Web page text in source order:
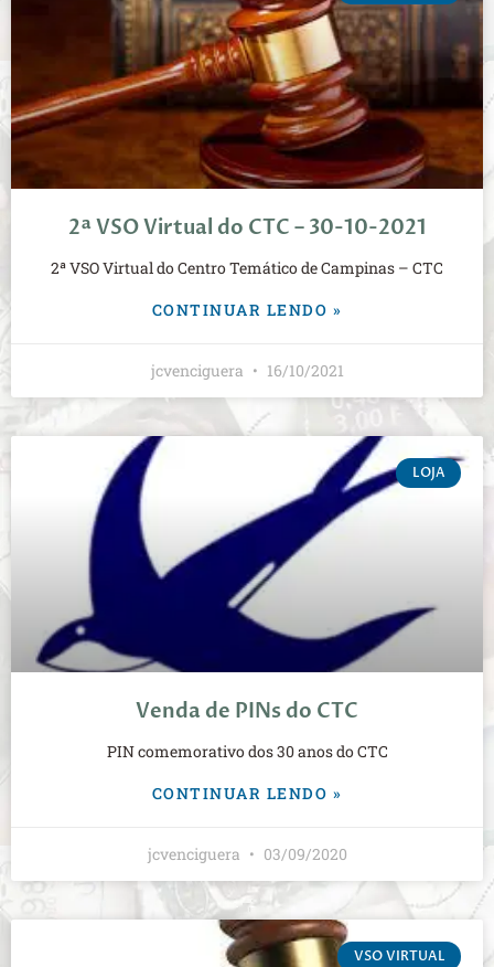
2ª VSO Virtual do CTC – 30-10-2021
2ª VSO Virtual do Centro Temático de Campinas – CTC
CONTINUAR LENDO »
jcvenciguera 16/10/2021
LOJA
Venda de PINs do CTC
PIN comemorativo dos 30 anos do CTC
CONTINUAR LENDO »
jcvenciguera 03/09/2020
VSO VIRTUAL